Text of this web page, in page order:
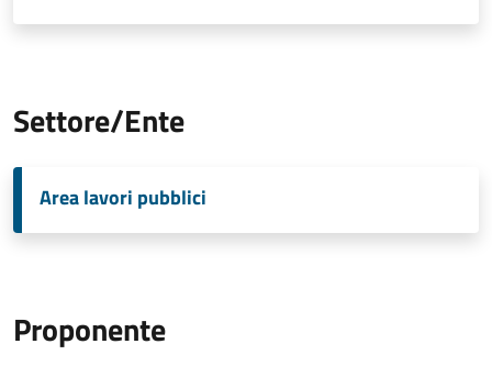
Settore/Ente
Area lavori pubblici
Proponente